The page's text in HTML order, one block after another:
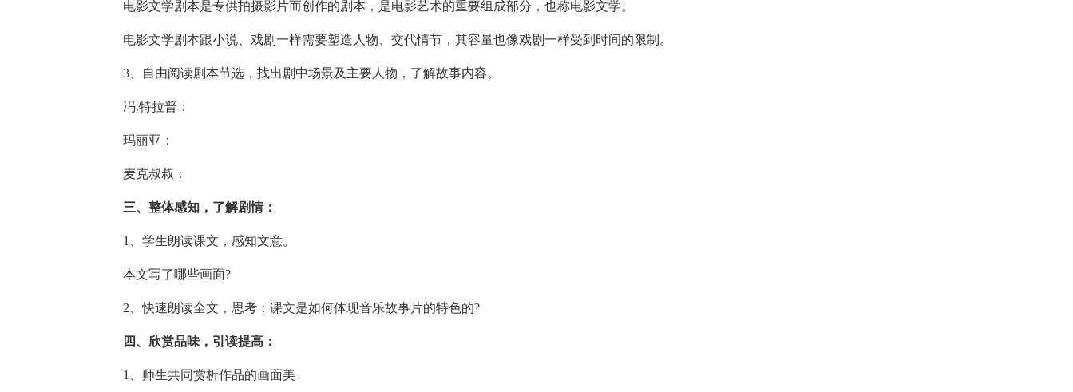
电影文学剧本是专供拍摄影片而创作的剧本，是电影艺术的重要组成部分，也称电影文学。
电影文学剧本跟小说、戏剧一样需要塑造人物、交代情节，其容量也像戏剧一样受到时间的限制。
3、自由阅读剧本节选，找出剧中场景及主要人物，了解故事内容。
冯.特拉普：
玛丽亚：
麦克叔叔：
三、整体感知，了解剧情：
1、学生朗读课文，感知文意。
本文写了哪些画面?
2、快速朗读全文，思考：课文是如何体现音乐故事片的特色的?
四、欣赏品味，引读提高：
1、师生共同赏析作品的画面美